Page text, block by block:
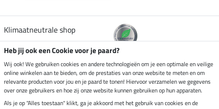
elkaar in het zadel.
Klimaatneutrale shop
Verzending per
Veilig betalen met
Heb jij ook een Cookie voor je paard?
Wij ook! We gebruiken cookies en andere technologieën om je een optimale en veilige
online winkelen aan te bieden, om de prestaties van onze website te meten en om
relevante producten voor jou en je paard te tonen! Hiervoor verzamelen we gegevens
over onze gebruikers en hoe zij onze website kunnen gebruiken op hun apparaten.
Als je op "Alles toestaan" klikt, ga je akkoord met het gebruik van cookies en de